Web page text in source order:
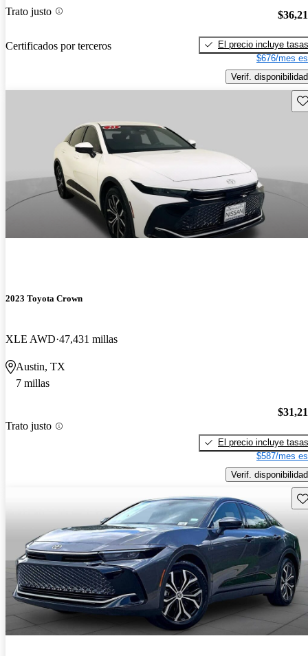
Trato justo
Certificados por terceros
El precio incluye tasas
$676/mes
Verif. disponibilidad
2023 Toyota Crown
XLE AWD 47,431 millas
Austin, TX
7 millas
Trato justo
El precio incluye tasas
$587/mes
Verif. disponibilidad